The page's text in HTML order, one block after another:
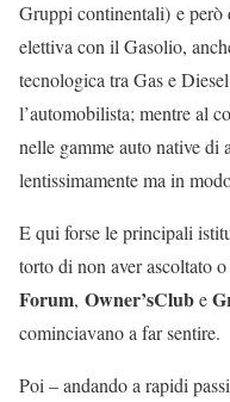
Gruppi continentali) e però
elettiva con il Gasolio,
tecnologica tra Gas e
l’automobilista; mentre al
nelle gamme auto native
lentissimamente ma in
E qui forse le principali
torto di non aver ascoltato
Forum, Owner’sClube
cominciavano a far sentire.
Poi – andando a rapidi